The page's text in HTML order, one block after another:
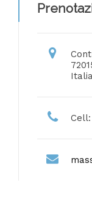
Italia
Cell: